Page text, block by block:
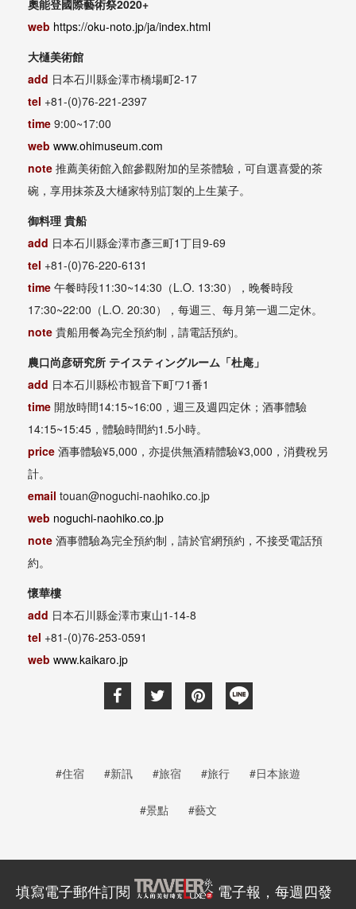
奧能登國際藝術祭2020+
web https://oku-noto.jp/ja/index.html
大樋美術館
add 日本石川縣金澤市橋場町2-17
tel +81-(0)76-221-2397
time 9:00~17:00
web www.ohimuseum.com
note 推薦美術館入館參觀附加的呈茶體驗，可自選喜愛的茶
碗，享用抹茶及大樋家特別訂製的上生菓子。
御料理 貴船
add 日本石川縣金澤市彥三町1丁目9-69
tel +81-(0)76-220-6131
time 午餐時段11:30~14:30（L.O. 13:30），晚餐時段
17:30~22:00（L.O. 20:30），每週三、每月第一週二定休。
note 貴船用餐為完全預約制，請電話預約。
農口尚彦研究所 テイスティングルーム「杜庵」
add 日本石川縣松市観音下町ワ1番1
time 開放時間14:15~16:00，週三及週四定休；酒事體驗
14:15~15:45，體驗時間約1.5小時。
price 酒事體驗¥5,000，亦提供無酒精體驗¥3,000，消費稅另
計。
email touan@noguchi-naohiko.co.jp
web noguchi-naohiko.co.jp
note 酒事體驗為完全預約制，請於官網預約，不接受電話預
約。
懷華樓
add 日本石川縣金澤市東山1-14-8
tel +81-(0)76-253-0591
web www.kaikaro.jp
#住宿 #新訊 #旅宿 #旅行 #日本旅遊
#景點 #藝文
填寫電子郵件訂閱
電子報，每週四發